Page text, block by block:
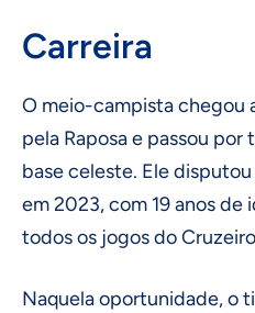
Carreira
O meio-campista chegou
pela Raposa e passou por
base celeste. Ele
em 2023, com 19 anos de
todos os jogos do
Naquela oportunidade, o